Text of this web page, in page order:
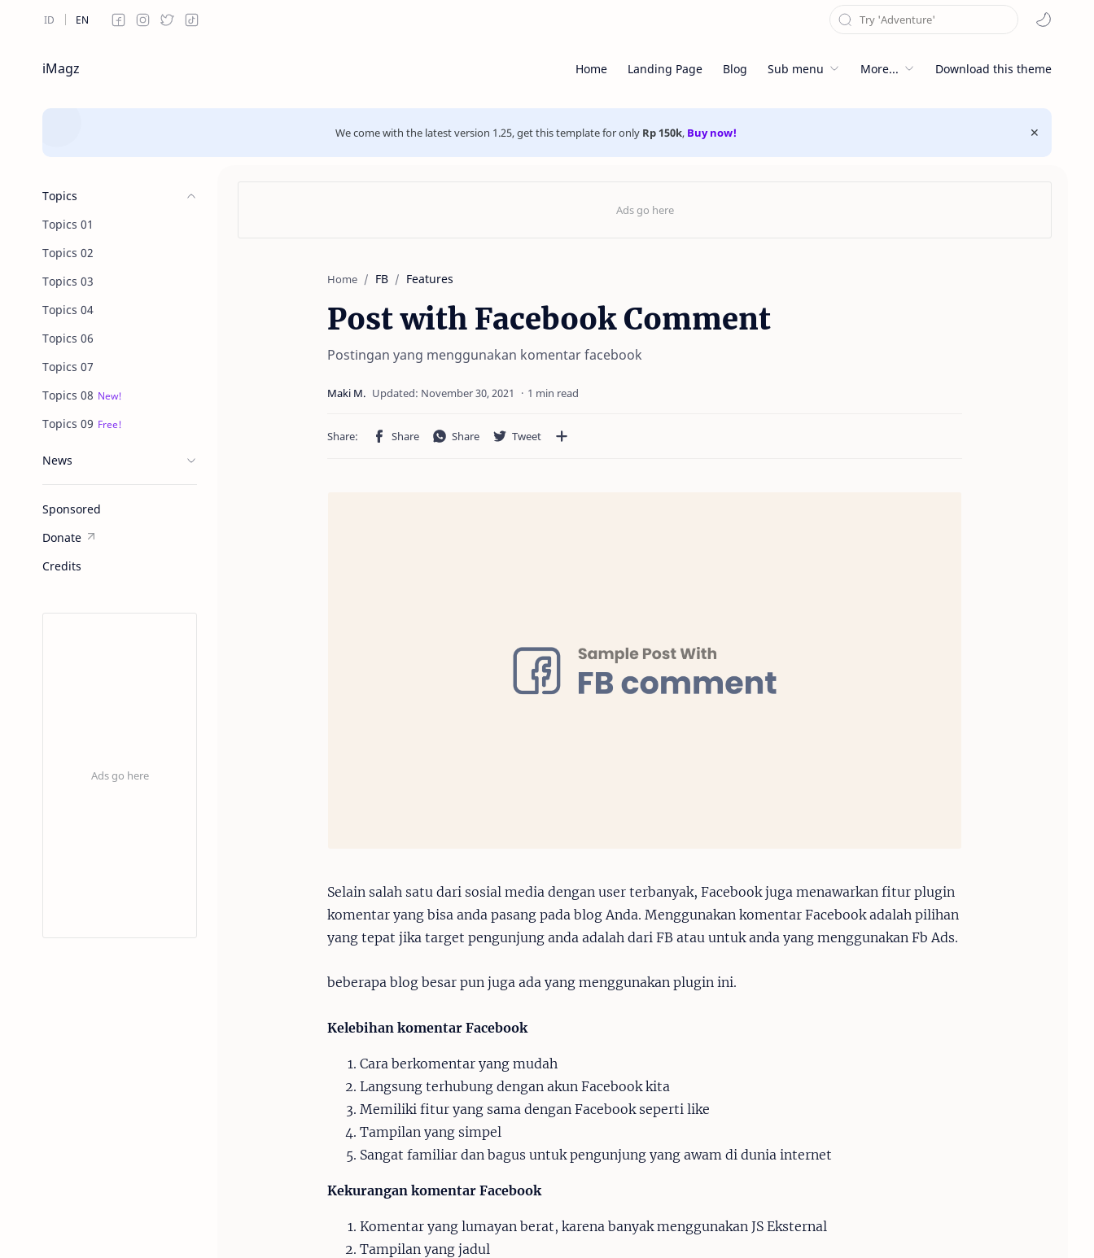
iMagz Home Landing Page Blog Sub menu More... Download this theme
We come with the latest version 1.25, get this template for only Rp 150k, Buy now!
Topics
Topics 01
Topics 02
Topics 03
Topics 04
Topics 06
Topics 07
Topics 08
Topics 09
News
Sponsored
Donate
Credits
Home FB Features
Post with Facebook Comment
Postingan yang menggunakan komentar facebook
1 min read
Selain salah satu dari sosial media dengan user terbanyak, Facebook juga menawarkan fitur plugin
komentar yang bisa anda pasang pada blog Anda. Menggunakan komentar Facebook adalah pilihan
yang tepat jika target pengunjung anda adalah dari FB atau untuk anda yang menggunakan Fb Ads.
beberapa blog besar pun juga ada yang menggunakan plugin ini.
Kelebihan komentar Facebook
Cara berkomentar yang mudah
Langsung terhubung dengan akun Facebook kita
Memiliki fitur yang sama dengan Facebook seperti like
Tampilan yang simpel
Sangat familiar dan bagus untuk pengunjung yang awam di dunia internet
Kekurangan komentar Facebook
Komentar yang lumayan berat, karena banyak menggunakan JS Eksternal
Tampilan yang jadul